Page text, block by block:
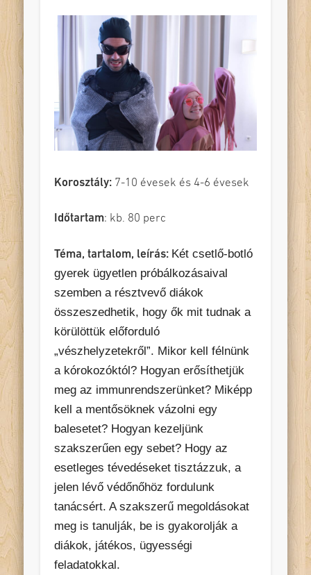
Korosztály: 7-10 évesek és 4-6 évesek
Időtartam: kb. 80 perc
Téma, tartalom, leírás: Két csetlő-botló
gyerek ügyetlen próbálkozásaival
szemben a résztvevő diákok
összeszedhetik, hogy ők mit tudnak a
körülöttük előforduló
„vészhelyzetekről”. Mikor kell félnünk
a kórokozóktól? Hogyan erősíthetjük
meg az immunrendszerünket? Miképp
kell a mentősöknek vázolni egy
balesetet? Hogyan kezeljünk
szakszerűen egy sebet? Hogy az
esetleges tévedéseket tisztázzuk, a
jelen lévő védőnőhöz fordulunk
tanácsért. A szakszerű megoldásokat
meg is tanulják, be is gyakorolják a
diákok, játékos, ügyességi
feladatokkal.